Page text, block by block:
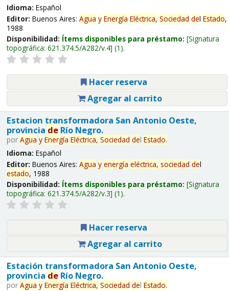
Idioma: Español
Editor: Buenos Aires: Agua y Energía Eléctrica, Sociedad del Estado,
1988
Disponibilidad: Ítems disponibles para préstamo: Signatura
topográfica: 621.374.5/A282/v.4 (1).
Hacer reserva
Agregar al carrito
Estacion transformadora San Antonio Oeste,
provincia deRío Negro.
por Agua y Energía Eléctrica, Sociedad del Estado.
Idioma: Español
Editor: Buenos Aires: Agua y energía eléctrica, sociedad del
estado, 1988
Disponibilidad: Ítems disponibles para préstamo: Signatura
topográfica: 621.374.5/A282/v.3 (1).
Hacer reserva
Agregar al carrito
Estación transformadora San Antonio Oeste,
provincia deRío Negro.
por Agua y Energía Eléctrica, Sociedad del Estado.